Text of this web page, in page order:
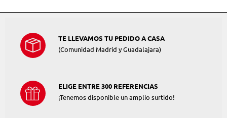
TE LLEVAMOS TU PEDIDO A CASA
(Comunidad Madrid y Guadalajara)
ELIGE ENTRE 300 REFERENCIAS
¡Tenemos disponible un amplio surtido!